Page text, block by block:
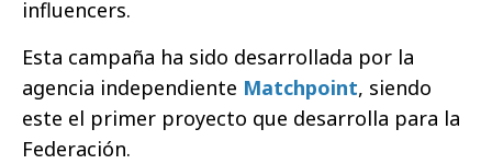
influencers.
Esta campaña ha sido desarrollada por la
agencia independiente Matchpoint, siendo
este el primer proyecto que desarrolla para la
Federación.